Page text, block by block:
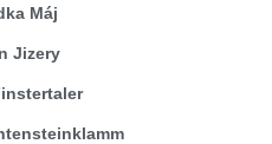
Máj
Jizery